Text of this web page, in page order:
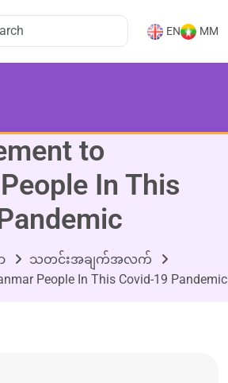
EN MM
to
In This
သတင်းအချက်အလက်
People In This Covid-19 Pandemic